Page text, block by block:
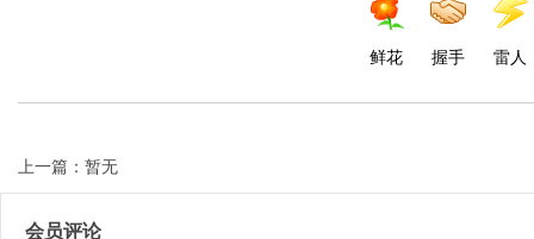
鲜花 握手 雷人
上一篇：暂无
会员评论